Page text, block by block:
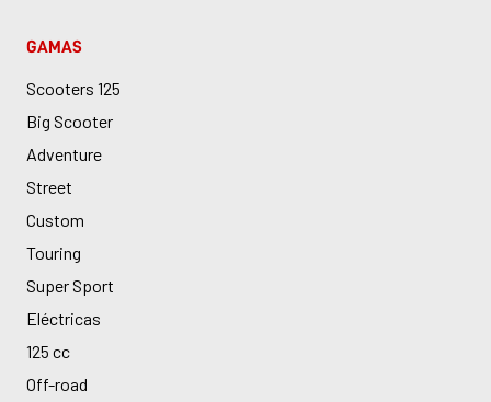
GAMAS
Scooters 125
Big Scooter
Adventure
Street
Custom
Touring
Super Sport
Eléctricas
125 cc
Off-road